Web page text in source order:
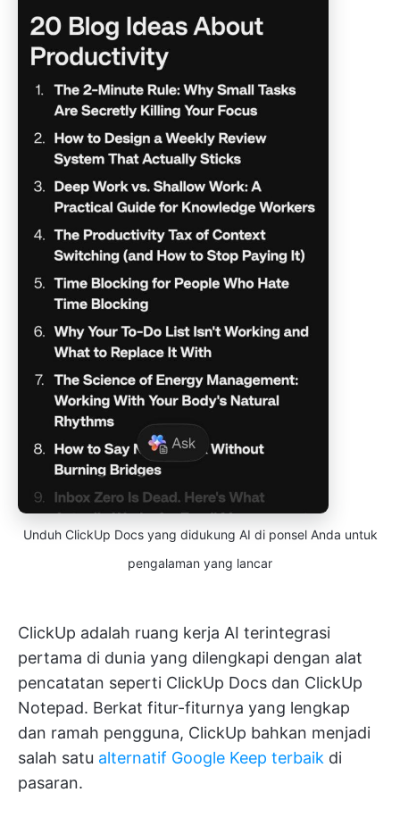
Unduh ClickUp Docs yang didukung AI di ponsel Anda untuk
pengalaman yang lancar
ClickUp adalah ruang kerja AI terintegrasi
pertama di dunia yang dilengkapi dengan alat
pencatatan seperti ClickUp Docs dan ClickUp
Notepad. Berkat fitur-fiturnya yang lengkap
dan ramah pengguna, ClickUp bahkan menjadi
salah satu alternatif Google Keep terbaik di
pasaran.